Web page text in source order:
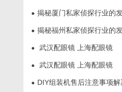
● 揭秘厦门私家侦探行业的发
● 揭秘福州私家侦探行业的
● 武汉配眼镜 上海配眼镜
● 武汉配眼镜 上海配眼镜
● DIY组装机售后注意事项解